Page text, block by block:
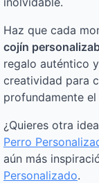
Haz que cada
cojín
regalo auténtico
creatividad para
profundamente
¿Quieres otra
Perro
aún más
Personalizado.